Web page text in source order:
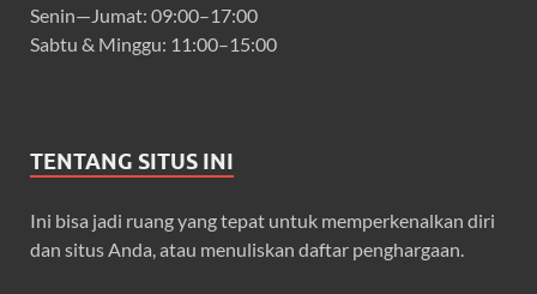
Senin—Jumat: 09:00–17:00
Sabtu & Minggu: 11:00–15:00
TENTANG SITUS INI
Ini bisa jadi ruang yang tepat untuk memperkenalkan diri
dan situs Anda, atau menuliskan daftar penghargaan.